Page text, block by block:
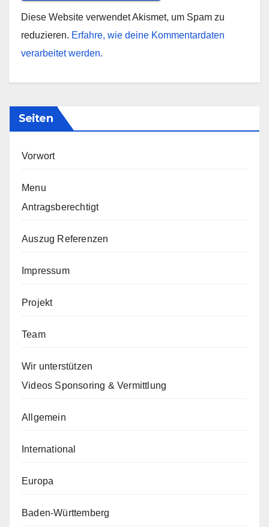
Diese Website verwendet Akismet, um Spam zu
reduzieren. Erfahre, wie deine Kommentardaten
verarbeitet werden.
Seiten
Vorwort
Menu
Antragsberechtigt
Auszug Referenzen
Impressum
Projekt
Team
Wir unterstützen
Videos Sponsoring & Vermittlung
Allgemein
International
Europa
Baden-Württemberg